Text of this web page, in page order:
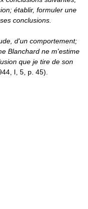
établir, formuler une
conclusions.
d'un comportement;
Blanchard ne m'estime
que je tire de son
I, 5, p. 45).